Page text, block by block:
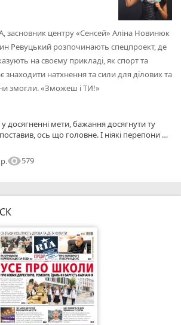
засновник центру «Сенсей» Аліна Новинюк
Ревуцький розпочинають спецпроект, де
на своєму прикладі, як спорт та
знаходити натхнення та сили для ділових та
змогли. «Зможеш і ТИ!»
досягненні мети, бажання досягнути ту
ось що головне. І ніякі перепони не
почнуть працювати над собою.
visibility579